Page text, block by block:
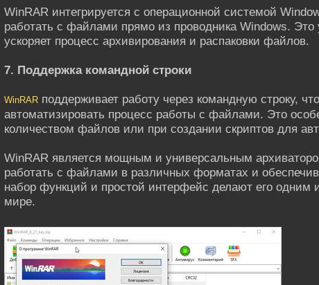
WinRAR интегрируется с операционной системой
работать с файлами прямо из проводника Windows.
ускоряет процесс архивирования и распаковки файлов.
7. Поддержка командной строки
WinRARподдерживает работу через командную строку,
автоматизировать процесс работы с файлами. Это
количеством файлов или при создании скриптов для
WinRAR является мощным и универсальным
работать с файлами в различных форматах и
набор функций и простой интерфейс делают его одним
мире.